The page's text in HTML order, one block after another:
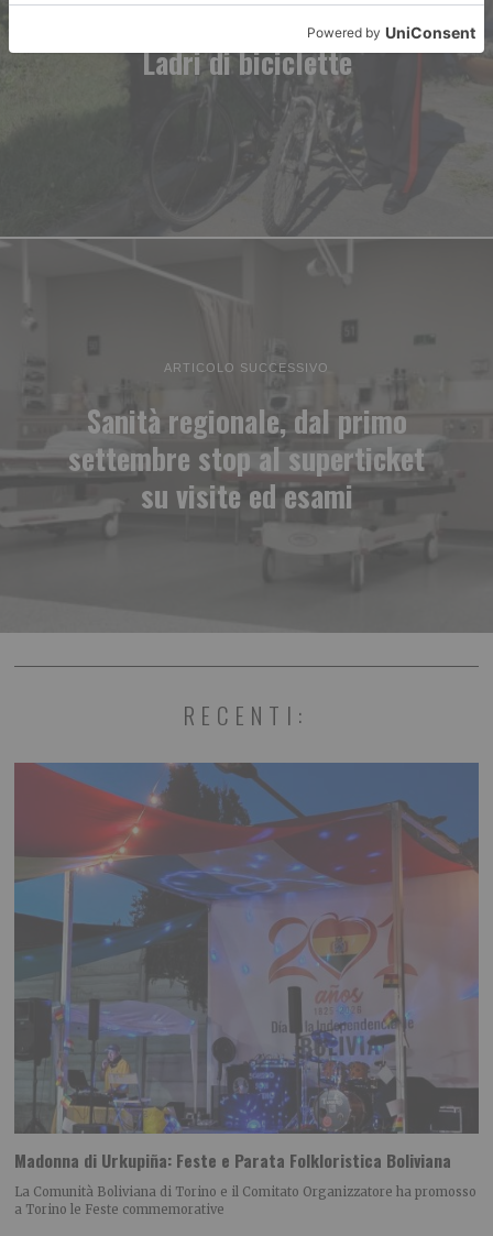
ARTICOLO PRECEDENTE
Ladri di biciclette
ARTICOLO SUCCESSIVO
Sanità regionale, dal primo
settembre stop al superticket
su visite ed esami
RECENTI:
Madonna di Urkupiña: Feste e Parata Folkloristica Boliviana
La Comunità Boliviana di Torino e il Comitato Organizzatore ha promosso
a Torino le Feste commemorative